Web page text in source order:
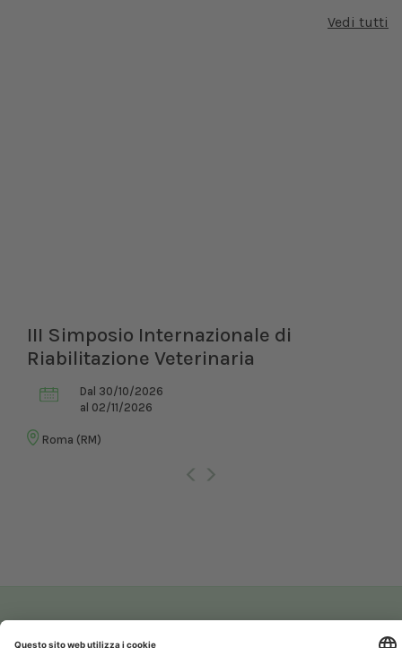
Vedi tutti
III Simposio Internazionale di
Riabilitazione Veterinaria
Dal 30/10/2026
al 02/11/2026
Roma (RM)